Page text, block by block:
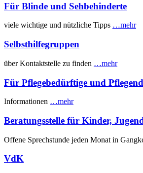
Für Blinde und Sehbehinderte
viele wichtige und nützliche Tipps …mehr
Selbsthilfegruppen
über Kontaktstelle zu finden …mehr
Für Pflegebedürftige und
Informationen …mehr
Beratungsstelle für Kinder,
Offene Sprechstunde jeden Monat in
VdK